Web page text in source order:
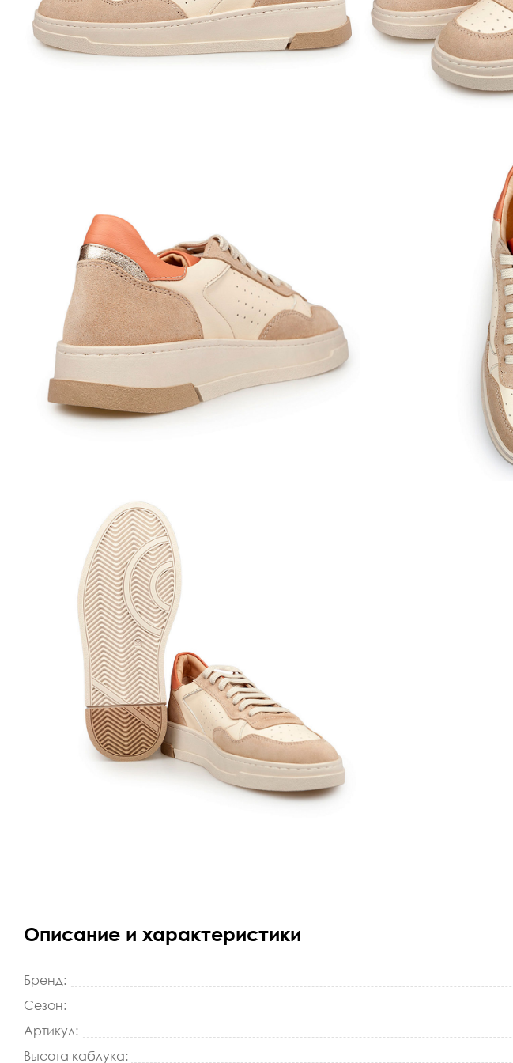
Полуботинки Кроссовки
Мюли
Полусапоги
Описание и характеристики
Бренд:
Сезон:
Артикул:
Высота каблука: